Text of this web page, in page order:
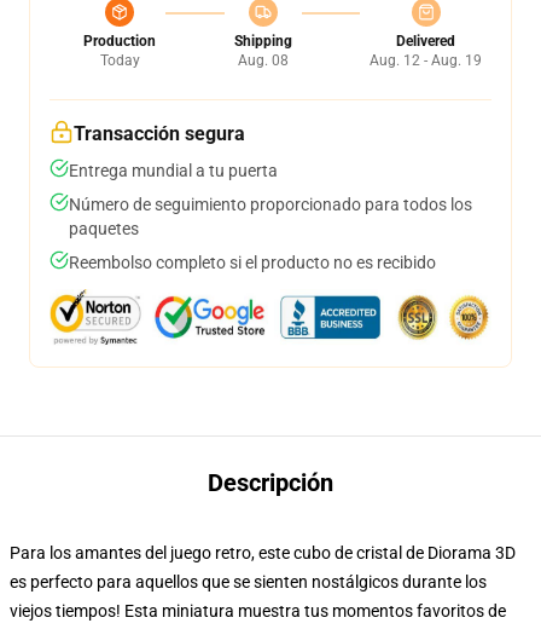
Production
Today
Shipping
Aug. 08
Delivered
Aug. 12 - Aug. 19
Transacción segura
Entrega mundial a tu puerta
Número de seguimiento proporcionado para todos los
paquetes
Reembolso completo si el producto no es recibido
Descripción
Para los amantes del juego retro, este cubo de cristal de Diorama 3D
es perfecto para aquellos que se sienten nostálgicos durante los
viejos tiempos! Esta miniatura muestra tus momentos favoritos de